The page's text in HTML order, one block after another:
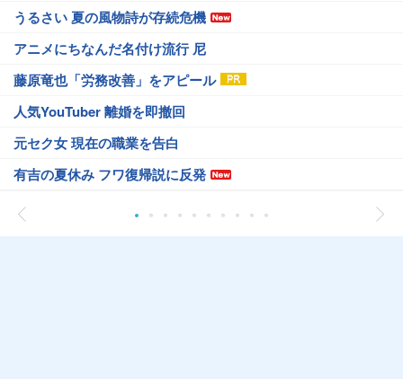
うるさい 夏の風物詩が存続危機
アニメにちなんだ名付け流行 尼
藤原竜也「労務改善」をアピール
人気YouTuber 離婚を即撤回
元セク女 現在の職業を告白
有吉の夏休み フワ復帰説に反発